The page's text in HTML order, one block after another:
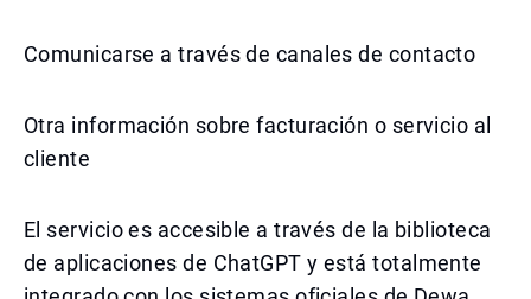
Comunicarse a través de canales de contacto
Otra información sobre facturación o servicio al
cliente
El servicio es accesible a través de la biblioteca
de aplicaciones de ChatGPT y está totalmente